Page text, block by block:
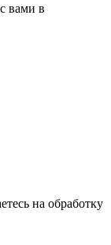
вами в
на обработку